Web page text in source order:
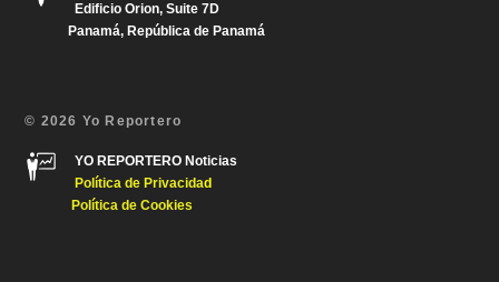
Edificio Orion, Suite 7D
Panamá, República de Panamá
© 2026 Yo Reportero
YO REPORTERO Noticias
Política de Privacidad
Política de Cookies